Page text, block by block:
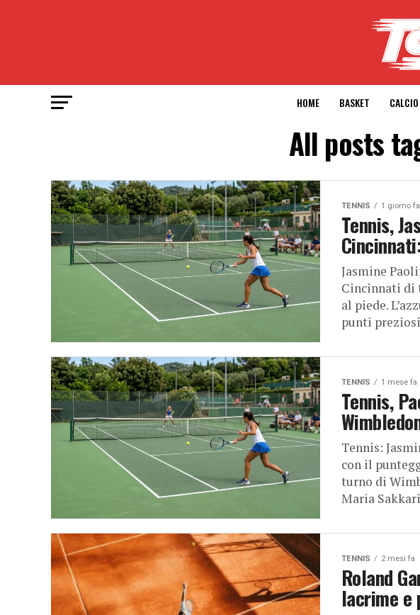
HOME BASKET CALCIO
All posts
TENNIS 1 giorno fa
Tennis,
Jasmine
Cincinnati di
al piede.
punti
TENNIS 1 mese fa
Tennis,
Tennis:
con il
turno di
Maria
TENNIS 2 mesi fa
Roland
lacrime e